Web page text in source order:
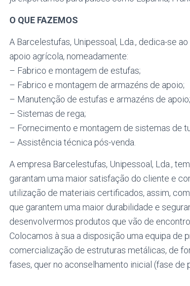
O QUE FAZEMOS
A Barcelestufas, Unipessoal, Lda., dedica-se
apoio agrícola, nomeadamente:
– Fabrico e montagem de estufas;
– Fabrico e montagem de armazéns de apoio;
– Manutenção de estufas e armazéns de apoio;
– Sistemas de rega;
– Fornecimento e montagem de sistemas de
– Assistência técnica pós-venda.
A empresa Barcelestufas, Unipessoal, Lda.,
garantam uma maior satisfação do cliente e
utilização de materiais certificados, assim,
que garantem uma maior durabilidade e
desenvolvermos produtos que vão de
Colocamos à sua a disposição uma equipa
comercialização de estruturas metálicas, de
fases, quer no aconselhamento inicial (fase de